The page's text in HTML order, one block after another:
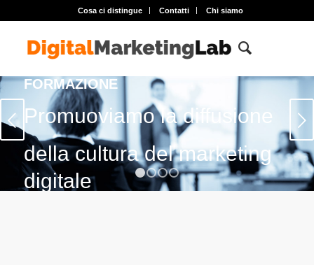
Cosa ci distingue Contatti Chi siamo
FORMAZIONE
Promuoviamo la diffusione
della cultura del marketing
digitale
Succ
1 2 3 4